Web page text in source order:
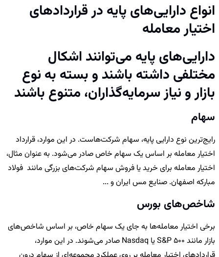
انواع دارایی‌های پایه در قراردادهای
اختیار معامله
دارایی‌های پایه می‌توانند اشکال
مختلفی داشته باشند و بسته به نوع
بازار و نیاز سرمایه‌گذاران، متنوع باشند
سهام
رایج‌ترین نوع دارایی پایه، سهام شرکت‌هاست. در این موارد، قرارداد
اختیار معامله بر اساس یک سهام خاص صادر می‌شود. به عنوان مثال،
اختیار معامله برای خرید یا فروش سهام شرکت‌های بزرگی مانند فولاد
مبارکه اصفهان. صنایع مس ایران و ...
شاخص‌های بورس
برخی اختیار معامله‌ها به جای یک سهام خاص، بر اساس شاخص‌های
بازار مانند S&P 500 یا Nasdaq صادر می‌شوند. در این موارد،